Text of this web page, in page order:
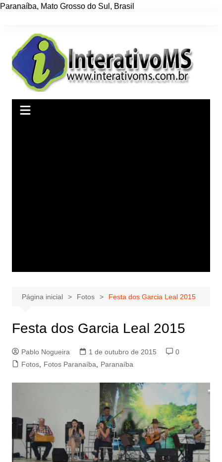
Paranaíba, Mato Grosso do Sul , Brasil
conteúdo
Página inicial Fotos Festa dos Garcia Leal 2015
Festa dos Garcia Leal 2015
Pablo Nogueira 1 de outubro de 2015
0
Fotos, Fotos Paranaíba Paranaíba